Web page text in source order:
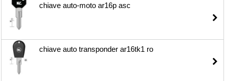
chiave auto-moto ar16p asc
chiave auto transponder ar16tk1 ro